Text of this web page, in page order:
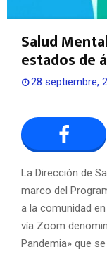
Salud
estados de
28 septiembre,
La Dirección de
marco del
a la comunidad
vía Zoom
Pandemia» que